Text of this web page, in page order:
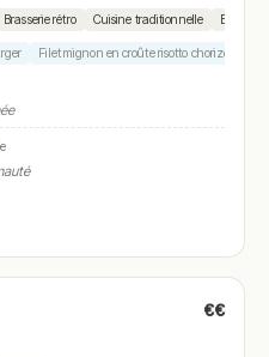
Brasserie rétro Cuisine traditionnelle Brunch
Filet mignon en croûte risotto chorizo
€€